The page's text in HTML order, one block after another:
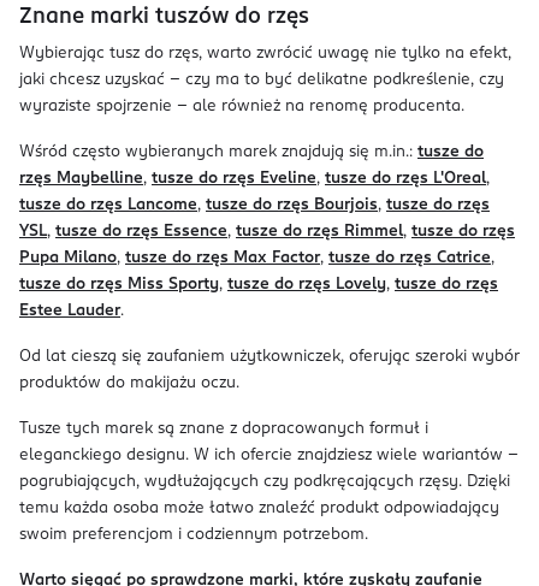
Znane marki tuszów do rzęs
Wybierając tusz do rzęs, warto zwrócić uwagę nie tylko na efekt,
jaki chcesz uzyskać – czy ma to być delikatne podkreślenie, czy
wyraziste spojrzenie – ale również na renomę producenta.
Wśród często wybieranych marek znajdują się m.in.: tusze do
rzęs Maybelline, tusze do rzęs Eveline, tusze do rzęs L'Oreal,
tusze do rzęs Lancome, tusze do rzęs Bourjois, tusze do rzęs
YSL, tusze do rzęs Essence, tusze do rzęs Rimmel, tusze do rzęs
Pupa Milano, tusze do rzęs Max Factor, tusze do rzęs Catrice,
tusze do rzęs Miss Sporty, tusze do rzęs Lovely, tusze do rzęs
Estee Lauder.
Od lat cieszą się zaufaniem użytkowniczek, oferując szeroki wybór
produktów do makijażu oczu.
Tusze tych marek są znane z dopracowanych formuł i
eleganckiego designu. W ich ofercie znajdziesz wiele wariantów –
pogrubiających, wydłużających czy podkręcających rzęsy. Dzięki
temu każda osoba może łatwo znaleźć produkt odpowiadający
swoim preferencjom i codziennym potrzebom.
Warto sięgać po sprawdzone marki, które zyskały zaufanie